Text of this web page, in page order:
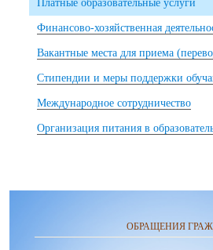
Платные образовательные услуги
Финансово-хозяйственная
Вакантные места для приема
Стипендии и меры поддержки
Международное сотрудничество
Организация питания в
ОБРАЩЕНИЯ